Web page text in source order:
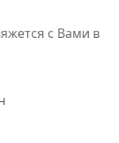
с Вами в